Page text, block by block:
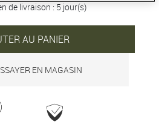
de livraison : 5 jour(s)
AU PANIER
EN MAGASIN